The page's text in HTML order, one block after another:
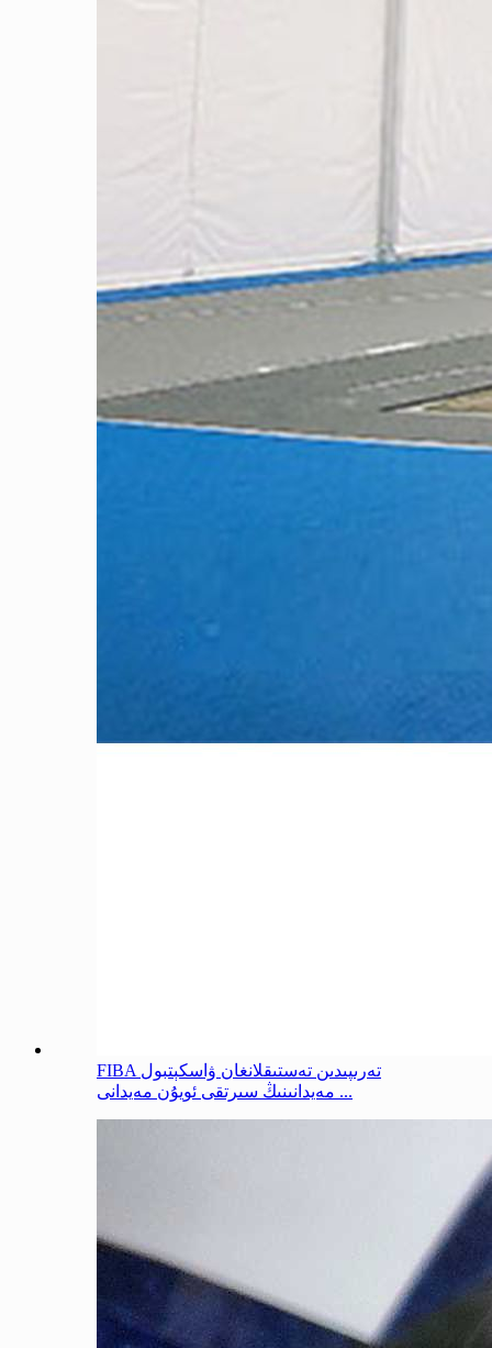
FIBA تەرىپىدىن تەستىقلانغان ۋاسكېتبول
مەيدانىنىڭ سىرتقى ئويۇن مەيدانى ...